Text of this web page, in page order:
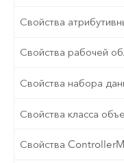
Свойства
Свойства рабочей
Свойства набора
Свойства класса
Свойства